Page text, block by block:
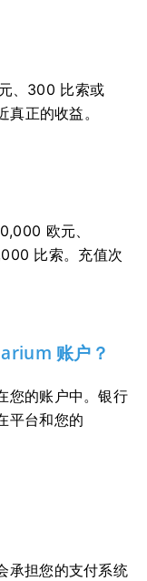
、300 比索或
正的收益。
欧元、
比索。充值次
账户？
您的账户中。银行
平台和您的
承担您的支付系统